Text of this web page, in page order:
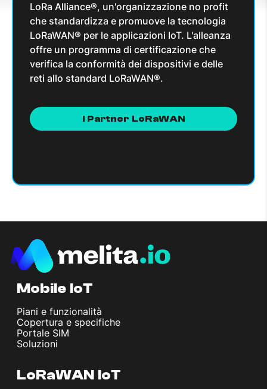
LoRa Alliance®, un'organizzazione no profit
che standardizza e promuove la tecnologia
LoRaWAN® per le applicazioni IoT. L'alleanza
offre un programma di certificazione che
verifica la conformità dei dispositivi e delle
reti allo standard LoRaWAN®.
I Partner LoRaWAN
Mobile IoT
Piani e funzionalità
Copertura e specifiche
Portale SIM
Soluzioni
LoRaWAN IoT